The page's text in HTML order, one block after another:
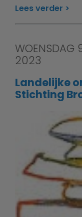
Lees verder
WOENSDAG
2023
Landelijke
Stichting